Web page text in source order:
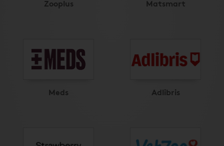
Zooplus Matsmart
Meds Adlibris